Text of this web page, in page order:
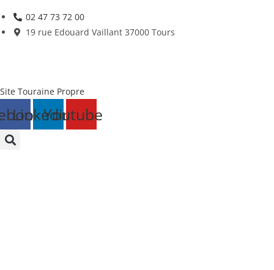
Skip
to
02 47 73 72 00
19 rue Edouard Vaillant 37000 Tours
Site Touraine Propre
LinkedinYoutube